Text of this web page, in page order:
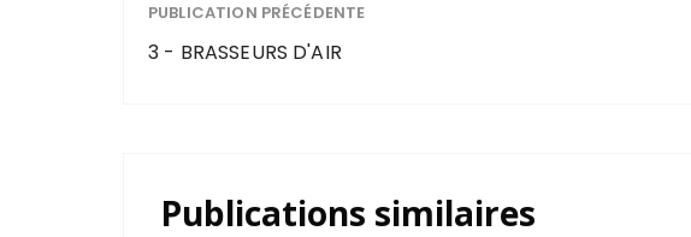
PUBLICATION PRÉCÉDENTE
3 - BRASSEURS D'AIR
Publications similaires